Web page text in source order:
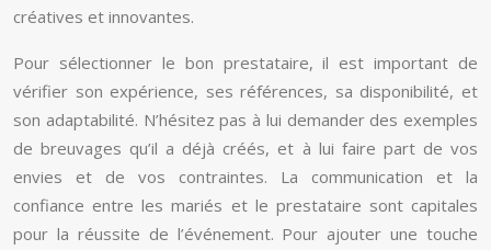
créatives et innovantes.
Pour sélectionner le bon prestataire, il est important de
vérifier son expérience, ses références, sa disponibilité, et
son adaptabilité. N’hésitez pas à lui demander des exemples
de breuvages qu’il a déjà créés, et à lui faire part de vos
envies et de vos contraintes. La communication et la
confiance entre les mariés et le prestataire sont capitales
pour la réussite de l’événement. Pour ajouter une touche